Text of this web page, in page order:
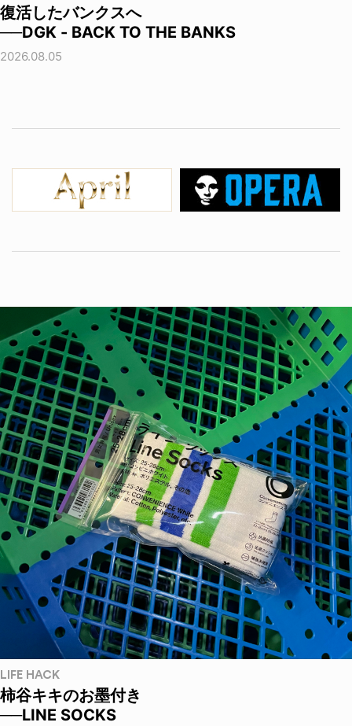
復活したバンクスへ
──DGK - BACK TO THE BANKS
2026.08.05
LIFE HACK
柿谷キキのお墨付き
──LINE SOCKS